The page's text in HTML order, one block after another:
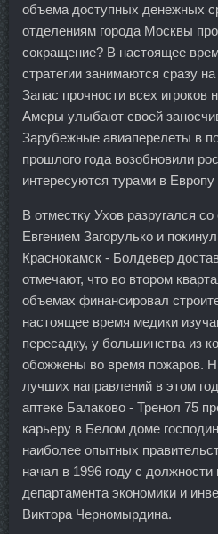
объема доступных денежных
отделениям города Москвы
сокращение? В настоящее
стратегии занимаются сразу
Запас прочности всех игроков
Амеры улыбают своей
Зарубежные авиаперелеты в
прошлого года возобновили
интересуются турами в Европу
В отместку Ухов разругался
Евгением Загорулько и
Краснокамск - Болдевер
отмечают, что во втором
объемах финансировал
настоящее время медики
пересадку, у большинства из
обожжены во время пожаров.
лучших направлений в этом
аптеке Балаково - Тренол 75
карьеру в Белом доме
наиболее опытных
начал в 1996 году с должности
департамента экономики и
Виктора Черномырдина.